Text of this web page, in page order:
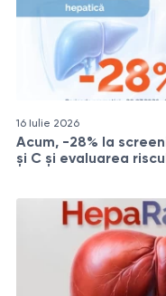
16 Iulie 2026
Acum, -28% la
și C și evaluarea